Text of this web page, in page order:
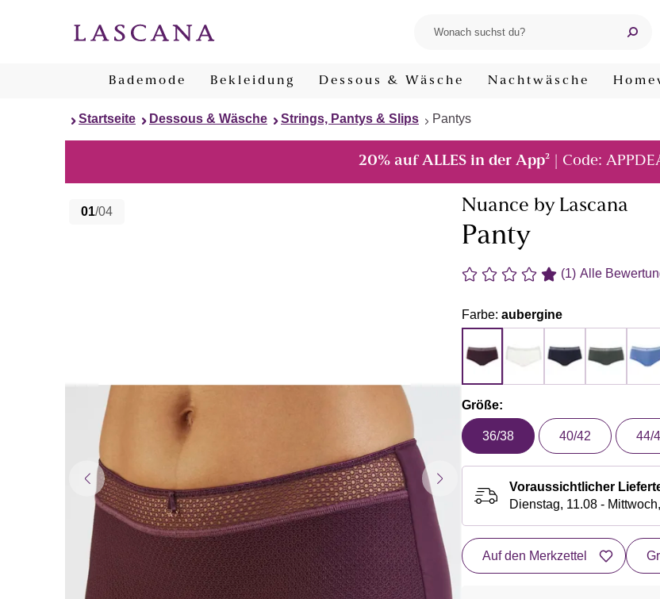
Bademode Bekleidung Dessous & Wäsche Nachtwäsche
Startseite Dessous & Wäsche Strings, Pantys & Slips Pantys
20% auf ALLES in der App²| Code:
01/04 Nuance by Lascana
Panty
(1) Alle
Farbe: aubergine
Größe:
36/38 40/42 44/
Voraussichtlicher
Dienstag, 11.08 -
Auf den Merkzettel